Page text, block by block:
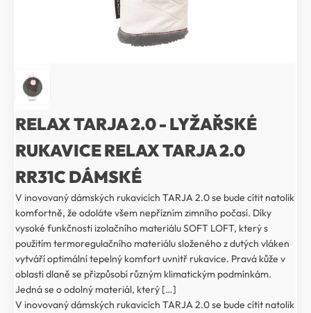
RELAX TARJA 2.0 - LYŽAŘSKÉ
RUKAVICE RELAX TARJA 2.0
RR31C DÁMSKÉ
V inovovaný dámských rukavicích TARJA 2.0 se bude cítit natolik
komfortně, že odoláte všem nepřízním zimního počasí. Díky
vysoké funkčnosti izolačního materiálu SOFT LOFT, který s
použitím termoregulačního materiálu složeného z dutých vláken
vytváří optimální tepelný komfort uvnitř rukavice. Pravá kůže v
oblasti dlaně se přizpůsobí různým klimatickým podmínkám.
Jedná se o odolný materiál, který […]
V inovovaný dámských rukavicích TARJA 2.0 se bude cítit natolik